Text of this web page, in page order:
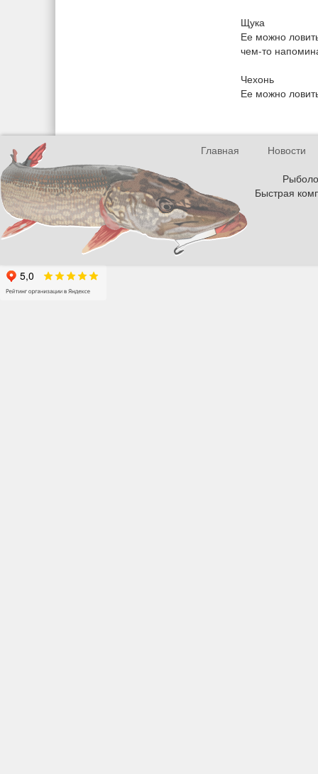
Щука
Ее можно
чем-то
Чехонь
Ее можно
Главная
Новости
Быстрая